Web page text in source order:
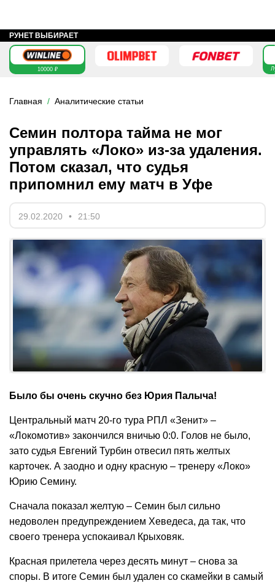
РУНЕТ ВЫБИРАЕТ
10000 ₽
Главная Аналитические статьи
Семин полтора тайма не мог
управлять «Локо» из-за удаления.
Потом сказал, что судья
припомнил ему матч в Уфе
29.02.2020 21:50
Было бы очень скучно без Юрия Палыча!
Центральный матч 20-го тура РПЛ «Зенит» –
«Локомотив» закончился вничью 0:0. Голов не было,
зато судья Евгений Турбин отвесил пять желтых
карточек. А заодно и одну красную – тренеру «Локо»
Юрию Семину.
Сначала показал желтую – Семин был сильно
недоволен предупреждением Хеведеса, да так, что
своего тренера успокаивал Крыховяк.
Красная прилетела через десять минут – снова за
споры. В итоге Семин был удален со скамейки в самый